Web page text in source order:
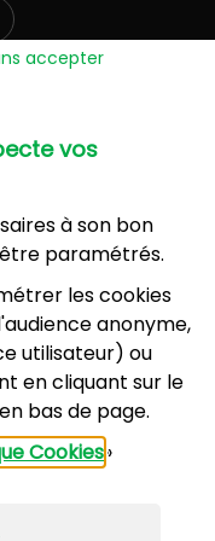
vos
à son bon
paramétrés.
les cookies
anonyme,
utilisateur) ou
en cliquant sur le
bas de page.
Cookies»
accepter
Bagneux
Bagneux
: 8h30-12h et
État civil (hors